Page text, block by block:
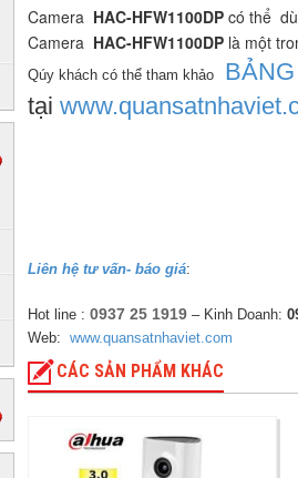
Camera HAC-HFW1100DP có thể
Camera HAC-HFW1100DP là một
Qúy khách có thể tham khảo
tại
Liên hệ tư vấn- báo giá:
Hot line : 0937 25 1919 – Kinh Doanh:
Web: www.quansatnhaviet.com
CÁC SẢN PHẨM KHÁC